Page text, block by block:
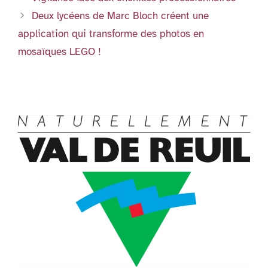
k
dl
y
Deux lycéens de Marc Bloch créent une
application qui transforme des photos en
mosaïques LEGO !